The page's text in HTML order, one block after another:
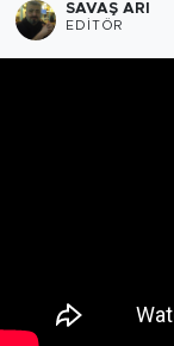
SAVAŞ ARI
EDITÖR